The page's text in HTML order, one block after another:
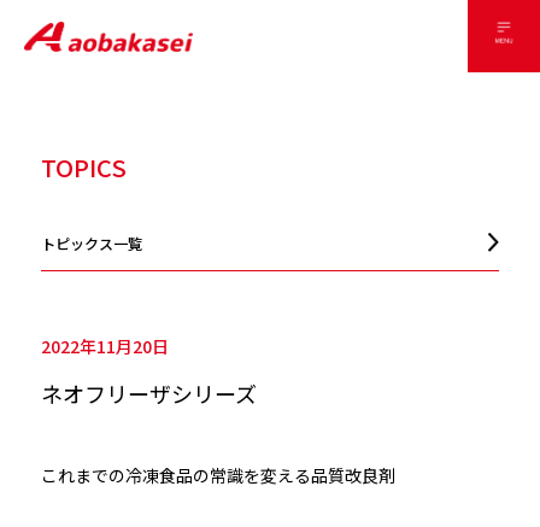
TOPICS
トピックス一覧
2022年11月20日
ネオフリーザシリーズ
これまでの冷凍食品の常識を変える品質改良剤